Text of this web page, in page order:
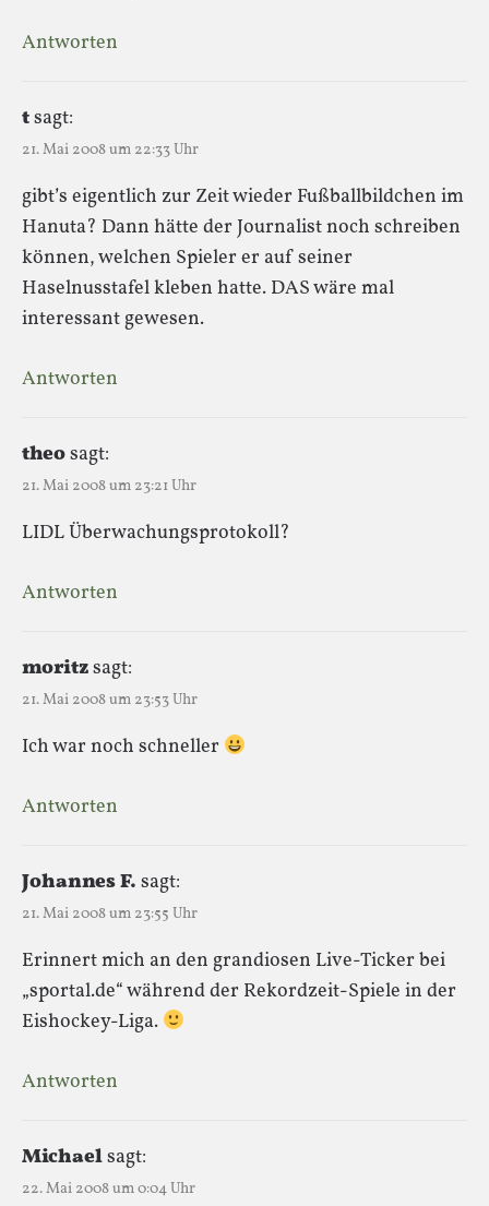
Antworten
tsagt:
21. Mai 2008 um 22:33 Uhr
gibt’s eigentlich zur Zeit wieder Fußballbildchen im
Hanuta? Dann hätte der Journalist noch schreiben
können, welchen Spieler er auf seiner
Haselnusstafel kleben hatte. DAS wäre mal
interessant gewesen.
Antworten
theosagt:
21. Mai 2008 um 23:21 Uhr
LIDL Überwachungsprotokoll?
Antworten
moritzsagt:
21. Mai 2008 um 23:53 Uhr
Ich war noch schneller
Antworten
Johannes F. sagt:
21. Mai 2008 um 23:55 Uhr
Erinnert mich an den grandiosen Live-Ticker bei
„sportal.de“ während der Rekordzeit-Spiele in der
Eishockey-Liga.
Antworten
Michaelsagt:
22. Mai 2008 um 0:04 Uhr